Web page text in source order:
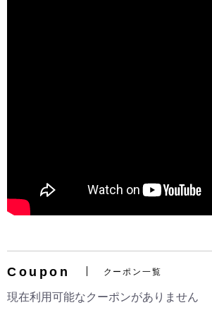
Coupon クーポン一覧
現在利用可能なクーポンがありません